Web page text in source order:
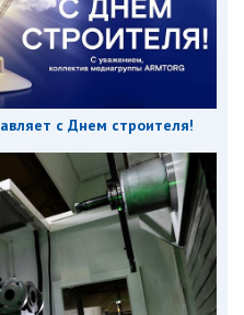
с Днем строителя!